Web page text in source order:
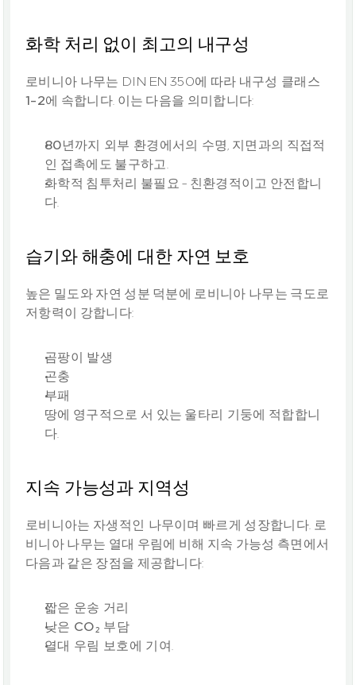
화학 처리 없이 최고의 내구성
로비니아 나무는 DIN EN 350에 따라 내구성 클래스
1-2에 속합니다. 이는 다음을 의미합니다:
80년까지 외부 환경에서의 수명 , 지면과의 직접적
인 접촉에도 불구하고.
화학적 침투처리 불필요 - 친환경적이고 안전합니
다.
습기와 해충에 대한 자연 보호
높은 밀도와 자연 성분 덕분에 로비니아 나무는 극도로
저항력이 강합니다:
곰팡이 발생
곤충
부패
땅에 영구적으로 서 있는 울타리 기둥에 적합합니
다.
지속 가능성과 지역성
로비니아는 자생적인 나무이며 빠르게 성장합니다. 로
비니아 나무는 열대 우림에 비해 지속 가능성 측면에서
다음과 같은 장점을 제공합니다:
짧은 운송 거리
낮은 CO₂ 부담
열대 우림 보호에 기여